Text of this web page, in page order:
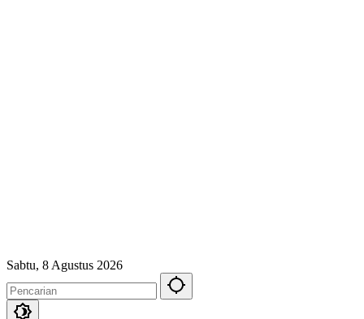
Sabtu, 8 Agustus 2026